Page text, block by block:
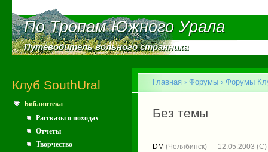
По Тропам Южного Урала
По Тропам Южного Урала
Путеводитель вольного странника
Путеводитель вольного странника
Клуб SouthUral
Библиотека
Рассказы о походах
Отчеты
Творчество
Вы здесь
Главная › Форумы › Форумы
Без темы
DM (Челябинск) — 12.05.2003